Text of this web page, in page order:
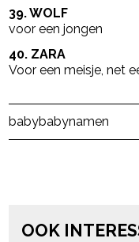
39. WOLF
voor een jongen
40. ZARA
Voor een meisje, net
babybabynamen
OOK